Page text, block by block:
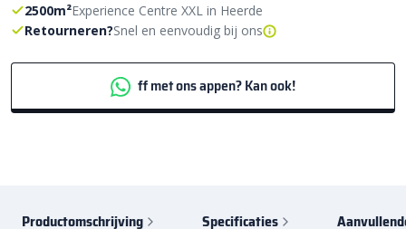
2500m²Experience Centre XXL in Heerde
Retourneren?Snel en eenvoudig bij ons
ff met ons appen? Kan ook!
Productomschrijving Specificaties